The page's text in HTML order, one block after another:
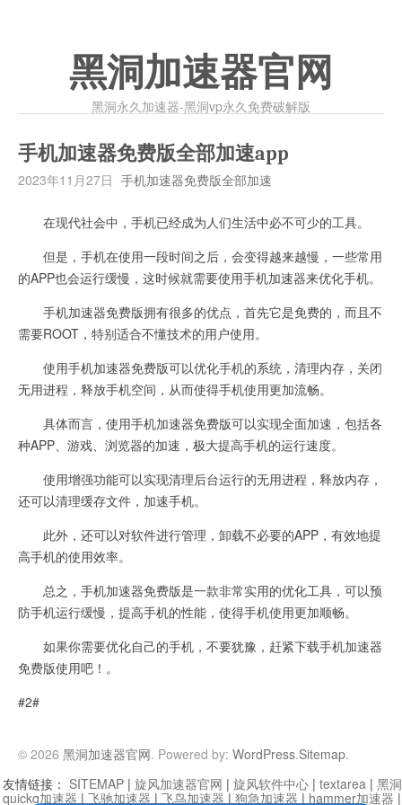
黑洞加速器官网
黑洞永久加速器-黑洞vp永久免费破解版
手机加速器免费版全部加速app
2023年11月27日 手机加速器免费版全部加速
在现代社会中，手机已经成为人们生活中必不可少的工具。
但是，手机在使用一段时间之后，会变得越来越慢，一些常用
的APP也会运行缓慢，这时候就需要使用手机加速器来优化手机。
手机加速器免费版拥有很多的优点，首先它是免费的，而且不
需要ROOT，特别适合不懂技术的用户使用。
使用手机加速器免费版可以优化手机的系统，清理内存，关闭
无用进程，释放手机空间，从而使得手机使用更加流畅。
具体而言，使用手机加速器免费版可以实现全面加速，包括各
种APP、游戏、浏览器的加速，极大提高手机的运行速度。
使用增强功能可以实现清理后台运行的无用进程，释放内存，
还可以清理缓存文件，加速手机。
此外，还可以对软件进行管理，卸载不必要的APP，有效地提
高手机的使用效率。
总之，手机加速器免费版是一款非常实用的优化工具，可以预
防手机运行缓慢，提高手机的性能，使得手机使用更加顺畅。
如果你需要优化自己的手机，不要犹豫，赶紧下载手机加速器
免费版使用吧！。
#2#
© 2026 黑洞加速器官网. Powered by: WordPress.Sitemap.
友情链接： SITEMAP | 旋风加速器官网 | 旋风软件中心 | textarea | 黑
quickq加速器 | 飞驰加速器 | 飞鸟加速器 | 狗急加速器 | hammer加速器